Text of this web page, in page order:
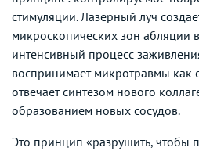
стимуляции. Лазерный луч
микроскопических зон абляции
интенсивный процесс
воспринимает микротравмы как
отвечает синтезом нового
образованием новых сосудов.
Это принцип «разрушить, чтобы